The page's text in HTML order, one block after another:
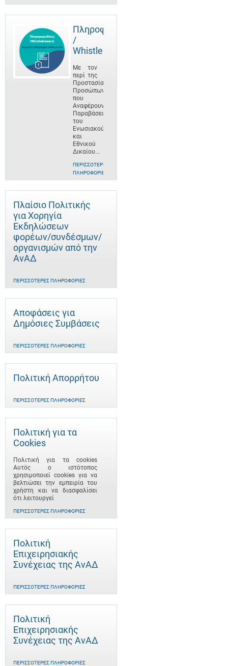
Πληροφοριοδότες
/
Whistleblowers
Με τον
περί της
Προστασίας
Προσώπων
που
Αναφέρουν
Παραβάσεις
του
Ενωσιακού
και
Εθνικού
Δικαίου...
ΠΕΡΙΣΣΌΤΕΡΕΣ
ΠΛΗΡΟΦΟΡΊΕΣ
Πλαίσιο Πολιτικής
για Χορηγία
Εκδηλώσεων
φορέων/συνδέσμων/
οργανισμών από την
ΑνΑΔ
ΠΕΡΙΣΣΌΤΕΡΕΣ ΠΛΗΡΟΦΟΡΊΕΣ
Αποφάσεις για
Δημόσιες Συμβάσεις
ΠΕΡΙΣΣΌΤΕΡΕΣ ΠΛΗΡΟΦΟΡΊΕΣ
Πολιτική Απορρήτου
ΠΕΡΙΣΣΌΤΕΡΕΣ ΠΛΗΡΟΦΟΡΊΕΣ
Πολιτική για τα
Cookies
Πολιτική για τα cookies
Αυτός ο ιστότοπος
χρησιμοποιεί cookies για να
βελτιώσει την εμπειρία του
χρήστη και να διασφαλίσει
ότι λειτουργεί
ΠΕΡΙΣΣΌΤΕΡΕΣ ΠΛΗΡΟΦΟΡΊΕΣ
Πολιτική
Επιχειρησιακής
Συνέχειας της ΑνΑΔ
ΠΕΡΙΣΣΌΤΕΡΕΣ ΠΛΗΡΟΦΟΡΊΕΣ
Πολιτική
Επιχειρησιακής
Συνέχειας της ΑνΑΔ
ΠΕΡΙΣΣΌΤΕΡΕΣ ΠΛΗΡΟΦΟΡΊΕΣ